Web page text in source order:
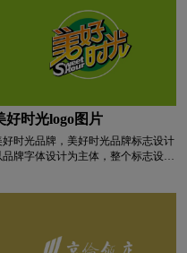
效logo设计
门窗logo设计
店logo设计
设计 奶logo设计
冷冻食品logo设计
顾设计美学、智能技术、环
者提供健康、舒适、美观的
。
好时光logo图片
好时光品牌，美好时光品牌标志设计
品牌字体设计为主体，整个标志设计